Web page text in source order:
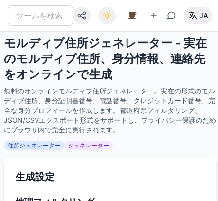
JA
モルディブ住所ジェネレーター - 実在
のモルディブ住所、身分情報、連絡先
をオンラインで生成
無料のオンラインモルディブ住所ジェネレーター。実在の形式のモル
ディブ住所、身分証明書番号、電話番号、クレジットカード番号、完
全な身分プロフィールを作成します。都道府県フィルタリング、
JSON/CSVエクスポート形式をサポートし、プライバシー保護のため
にブラウザ内で完全に実行されます。
住所ジェネレーター ジェネレーター
生成設定